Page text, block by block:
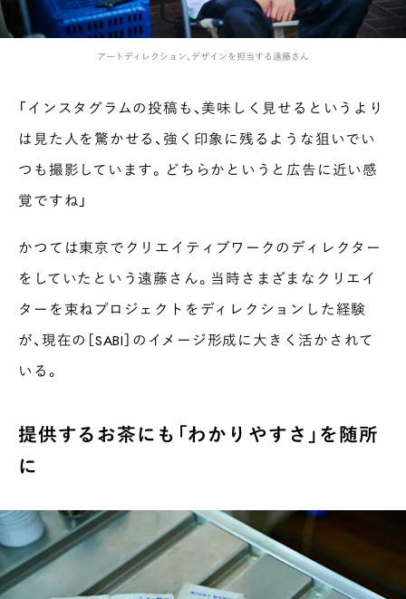
アートディレクション、デザインを担当する遠藤さん
「インスタグラムの投稿も、美味しく見せるというより
は見た人を驚かせる、強く印象に残るような狙いでい
つも撮影しています。どちらかというと広告に近い感
覚ですね」
かつては東京でクリエイティブワークのディレクター
をしていたという遠藤さん。当時さまざまなクリエイ
ターを束ねプロジェクトをディレクションした経験
が、現在の［SABI］のイメージ形成に大きく活かされて
いる。
提供するお茶にも「わかりやすさ」を随所
に